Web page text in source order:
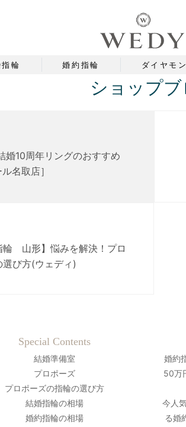
輪 婚約指輪 ダイヤモ
ショップ
婚10周年リングのおすすめ
名取店］
輪 山形】悩みを解決！プロ
び方(ウェディ)
Special Contents
結婚準備室
プロポーズ
プロポーズの指輪の選び方
結婚指輪の相場
婚約指輪の相場
婚約
50万
今人
る婚